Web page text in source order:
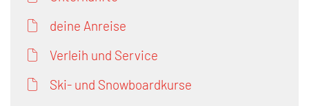
deine Anreise
Verleih und Service
Ski- und Snowboardkurse